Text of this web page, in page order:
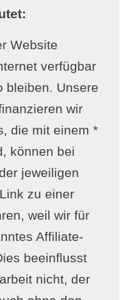
Website
verfügbar
bleiben. Unsere
wir
die mit einem *
können bei
jeweiligen
zu einer
weil wir für
Affiliate-
beeinflusst
nicht, der